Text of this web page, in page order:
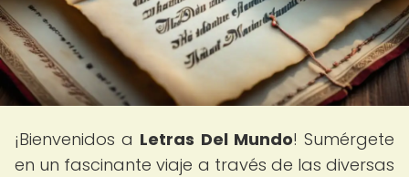
¡Bienvenidos a Letras Del Mundo! Sumérgete
en un fascinante viaje a través de las diversas